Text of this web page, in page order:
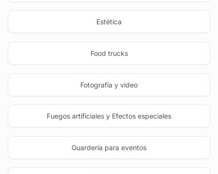
Estética
Food trucks
Fotografía y video
Fuegos artificiales y Efectos especiales
Guardería para eventos